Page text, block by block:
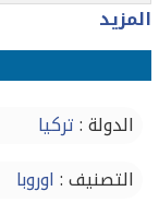
المزيد
الدولة :تركيا
التصنيف : اوروبا